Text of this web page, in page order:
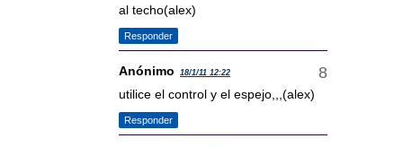
al techo(alex)
Responder
Anónimo 18/1/11 12:22
utilice el control y el espejo,,,(alex)
Responder